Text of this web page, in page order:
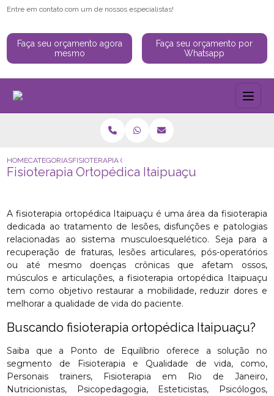
Entre em contato com um de nossos especialistas!
Faça seu orçamento agora
mesmo
Faça seu orçamento por
Whatsapp
HOMECATEGORIASFISIOTERAPIA ORTOPÉDICA ITAIPUAÇU
Fisioterapia Ortopédica Itaipuaçu
A fisioterapia ortopédica Itaipuaçu é uma área da fisioterapia
dedicada ao tratamento de lesões, disfunções e patologias
relacionadas ao sistema musculoesquelético. Seja para a
recuperação de fraturas, lesões articulares, pós-operatórios
ou até mesmo doenças crônicas que afetam ossos,
músculos e articulações, a fisioterapia ortopédica Itaipuaçu
tem como objetivo restaurar a mobilidade, reduzir dores e
melhorar a qualidade de vida do paciente.
Buscando fisioterapia ortopédica Itaipuaçu?
Saiba que a Ponto de Equilíbrio oferece a solução no
segmento de Fisioterapia e Qualidade de vida, como,
Personais trainers, Fisioterapia em Rio de Janeiro,
Nutricionistas, Psicopedagogia, Esteticistas, Psicólogos,